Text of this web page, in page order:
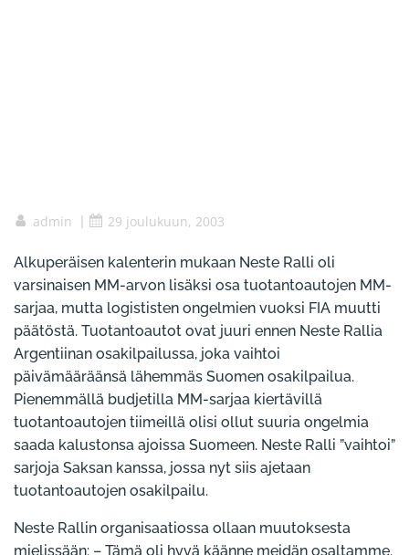
admin 29 joulukuun, 2003
Alkuperäisen kalenterin mukaan Neste Ralli oli
varsinaisen MM-arvon lisäksi osa tuotantoautojen MM-
sarjaa, mutta logististen ongelmien vuoksi FIA muutti
päätöstä. Tuotantoautot ovat juuri ennen Neste Rallia
Argentiinan osakilpailussa, joka vaihtoi
päivämääräänsä lähemmäs Suomen osakilpailua.
Pienemmällä budjetilla MM-sarjaa kiertävillä
tuotantoautojen tiimeillä olisi ollut suuria ongelmia
saada kalustonsa ajoissa Suomeen. Neste Ralli ”vaihtoi”
sarjoja Saksan kanssa, jossa nyt siis ajetaan
tuotantoautojen osakilpailu.
Neste Rallin organisaatiossa ollaan muutoksesta
mielissään: – Tämä oli hyvä käänne meidän osaltamme.